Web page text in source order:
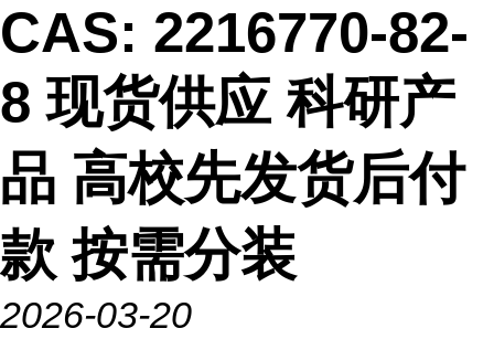
CAS: 2216770-82-
8 现货供应 科研产
品 高校先发货后付
款 按需分装
2026-03-20